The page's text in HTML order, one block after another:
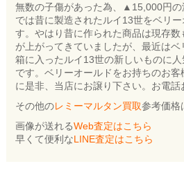
無数の子傷があった為、▲15,000円の
では昔に製造されたルイ13世をベリ
す。やはり昔に作られた商品は現存
が上がってきていましたが、最近は
箱に入ったルイ13世の新しいものに
です。ベリーオールドをお持ちのお
に是非、当店にお譲り下さい。お電話
その他のレミーマルタン買取参考価格
画像が送れるWeb査定はこちら
早くて便利なLINE査定はこちら